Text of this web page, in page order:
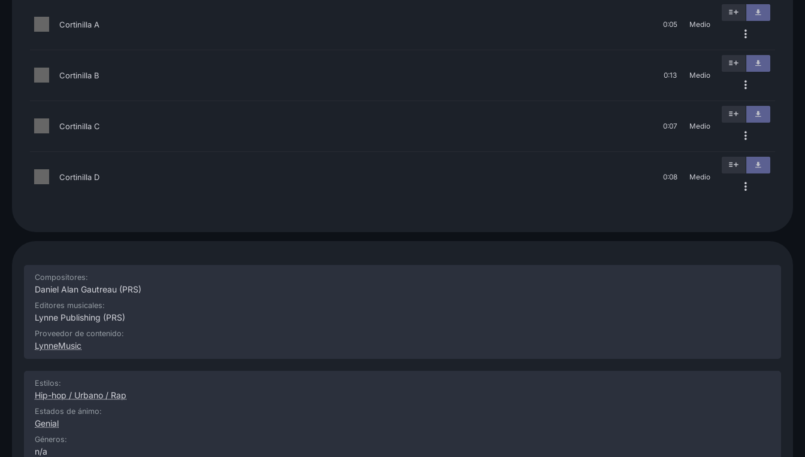
Cortinilla A 0:05 Medio
Cortinilla B 0:13 Medio
Cortinilla C 0:07 Medio
Cortinilla D 0:08 Medio
Compositores:
Daniel Alan Gautreau (PRS)
Editores musicales:
Lynne Publishing (PRS)
Proveedor de contenido:
LynneMusic
Estilos:
Hip-hop / Urbano / Rap
Estados de ánimo:
Genial
Géneros:
n/a